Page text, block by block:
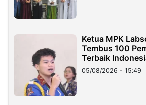
Ketua MPK
Tembus 100
Terbaik
05/08/2026 - 15:49